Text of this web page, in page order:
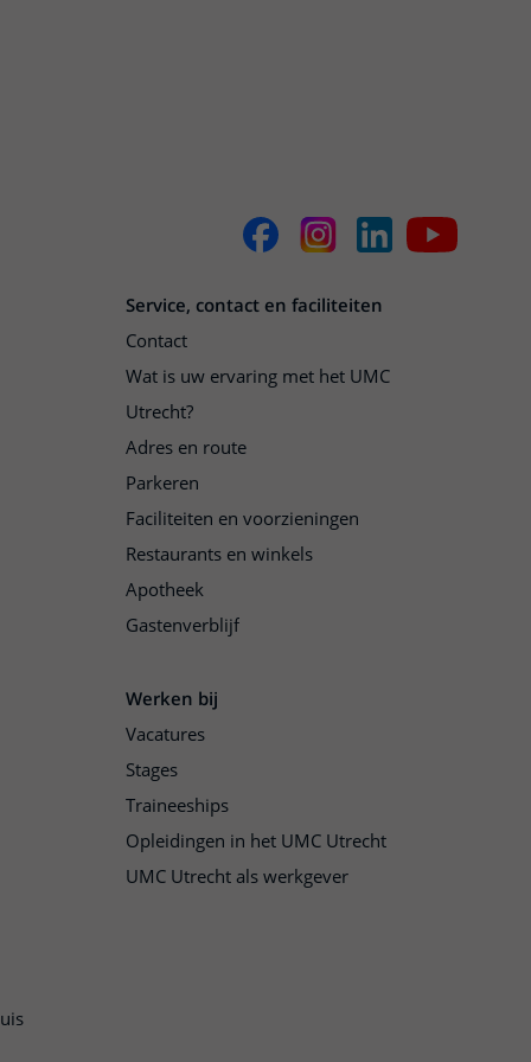
Service, contact en faciliteiten
Contact
Wat is uw ervaring met het UMC
Utrecht?
Adres en route
Parkeren
Faciliteiten en voorzieningen
Restaurants en winkels
Apotheek
Gastenverblijf
Werken bij
Vacatures
Stages
Traineeships
Opleidingen in het UMC Utrecht
UMC Utrecht als werkgever